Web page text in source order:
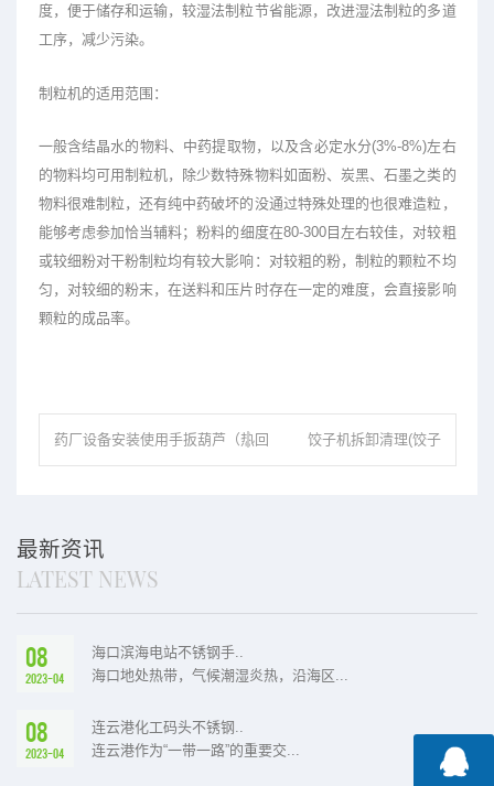
度，便于储存和运输，较湿法制粒节省能源，改进湿法制粒的多道
工序，减少污染。
制粒机的适用范围：
一般含结晶水的物料、中药提取物，以及含必定水分(3%-8%)左右
的物料均可用制粒机，除少数特殊物料如面粉、炭黑、石墨之类的
物料很难制粒，还有纯中药破坏的没通过特殊处理的也很难造粒，
能够考虑参加恰当辅料；粉料的细度在80-300目左右较佳，对较粗
或较细粉对干粉制粒均有较大影响：对较粗的粉，制粒的颗粒不均
匀，对较细的粉末，在送料和压片时存在一定的难度，会直接影响
颗粒的成品率。
药厂设备安装使用手扳葫芦（热回 饺子机拆卸清理(饺子
最新资讯
LATEST NEWS
08
2023-04
海口滨海电站不锈钢手..
海口地处热带，气候潮湿炎热，沿海区...
08
2023-04
连云港化工码头不锈钢..
连云港作为“一带一路”的重要交...